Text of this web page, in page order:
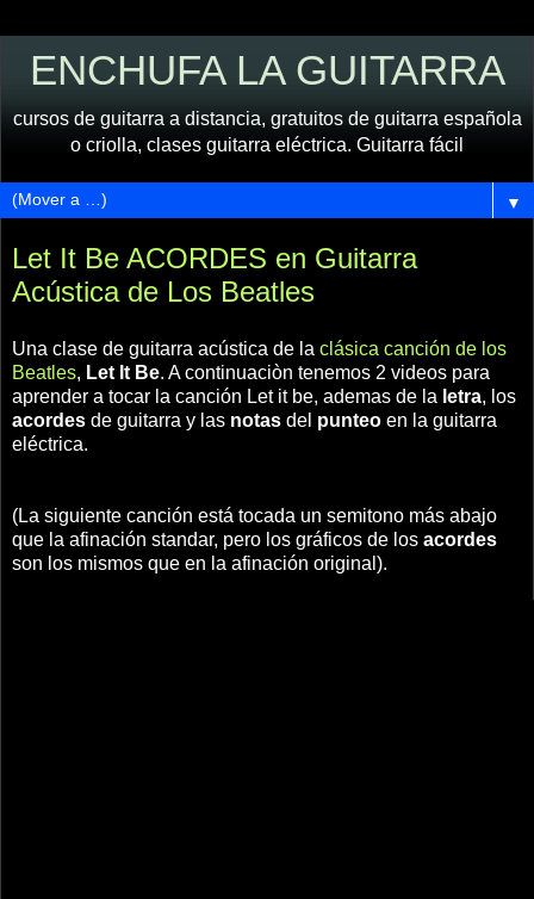
ENCHUFA LA GUITARRA
cursos de guitarra a distancia, gratuitos de guitarra española
o criolla, clases guitarra eléctrica. Guitarra fácil
▼
Let It Be ACORDES en Guitarra
Acústica de Los Beatles
Una clase de guitarra acústica de la clásica canción de los
Beatles, Let It Be. A continuaciòn tenemos 2 videos para
aprender a tocar la canción Let it be, ademas de la letra, los
acordes de guitarra y las notas del punteo en la guitarra
eléctrica.
(La siguiente canción está tocada un semitono más abajo
que la afinación standar, pero los gráficos de los acordes
son los mismos que en la afinación original).